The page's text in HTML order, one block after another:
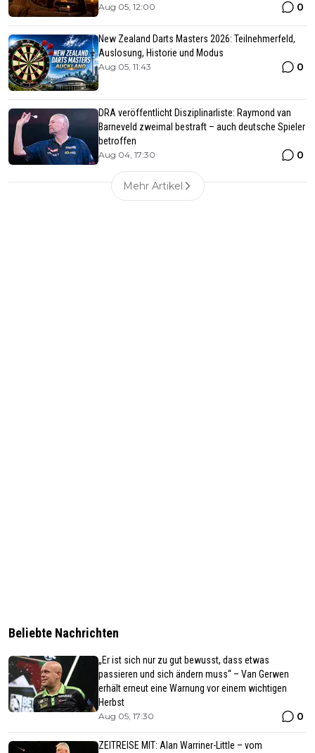
Aug 05, 12:00 0
New Zealand Darts Masters 2026: Teilnehmerfeld,
Auslosung, Historie und Modus
Aug 05, 11:43 0
DRA veröffentlicht Disziplinarliste: Raymond van
Barneveld zweimal bestraft – auch deutsche Spieler
betroffen
Aug 04, 17:30 0
Mehr Artikel
Beliebte Nachrichten
„Er ist sich nur zu gut bewusst, dass etwas
passieren und sich ändern muss“ – Van Gerwen
erhält erneut eine Warnung vor einem wichtigen
Herbst
Aug 05, 17:30 0
ZEITREISE MIT: Alan Warriner-Little – vom